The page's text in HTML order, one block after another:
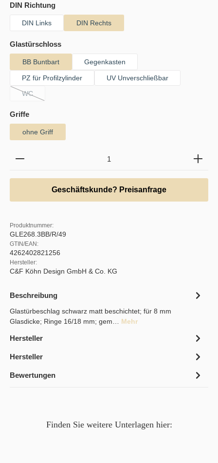
DIN Richtungauswählen
DIN Links DIN Rechts
Glastürschlossauswählen
BB Buntbart Gegenkasten
PZ für Profilzylinder
UV Unverschließbar
WC
(Diese Option ist zurzeit nicht verfügbar.)
Griffeauswählen
ohne Griff
Produkt Anzahl: Gib den gewünschten Wert ein
Geschäftskunde? Preisanfrage
Produktnummer:
GLE268.3BB/R/49
GTIN/EAN:
4262402821256
Hersteller:
C&F Köhn Design GmbH & Co. KG
Beschreibung
Glastürbeschlag schwarz matt beschichtet; für 8 mm
Glasdicke; Ringe 16/18 mm; gem… Mehr
Hersteller
Hersteller
Bewertungen
Finden Sie weitere Unterlagen hier: